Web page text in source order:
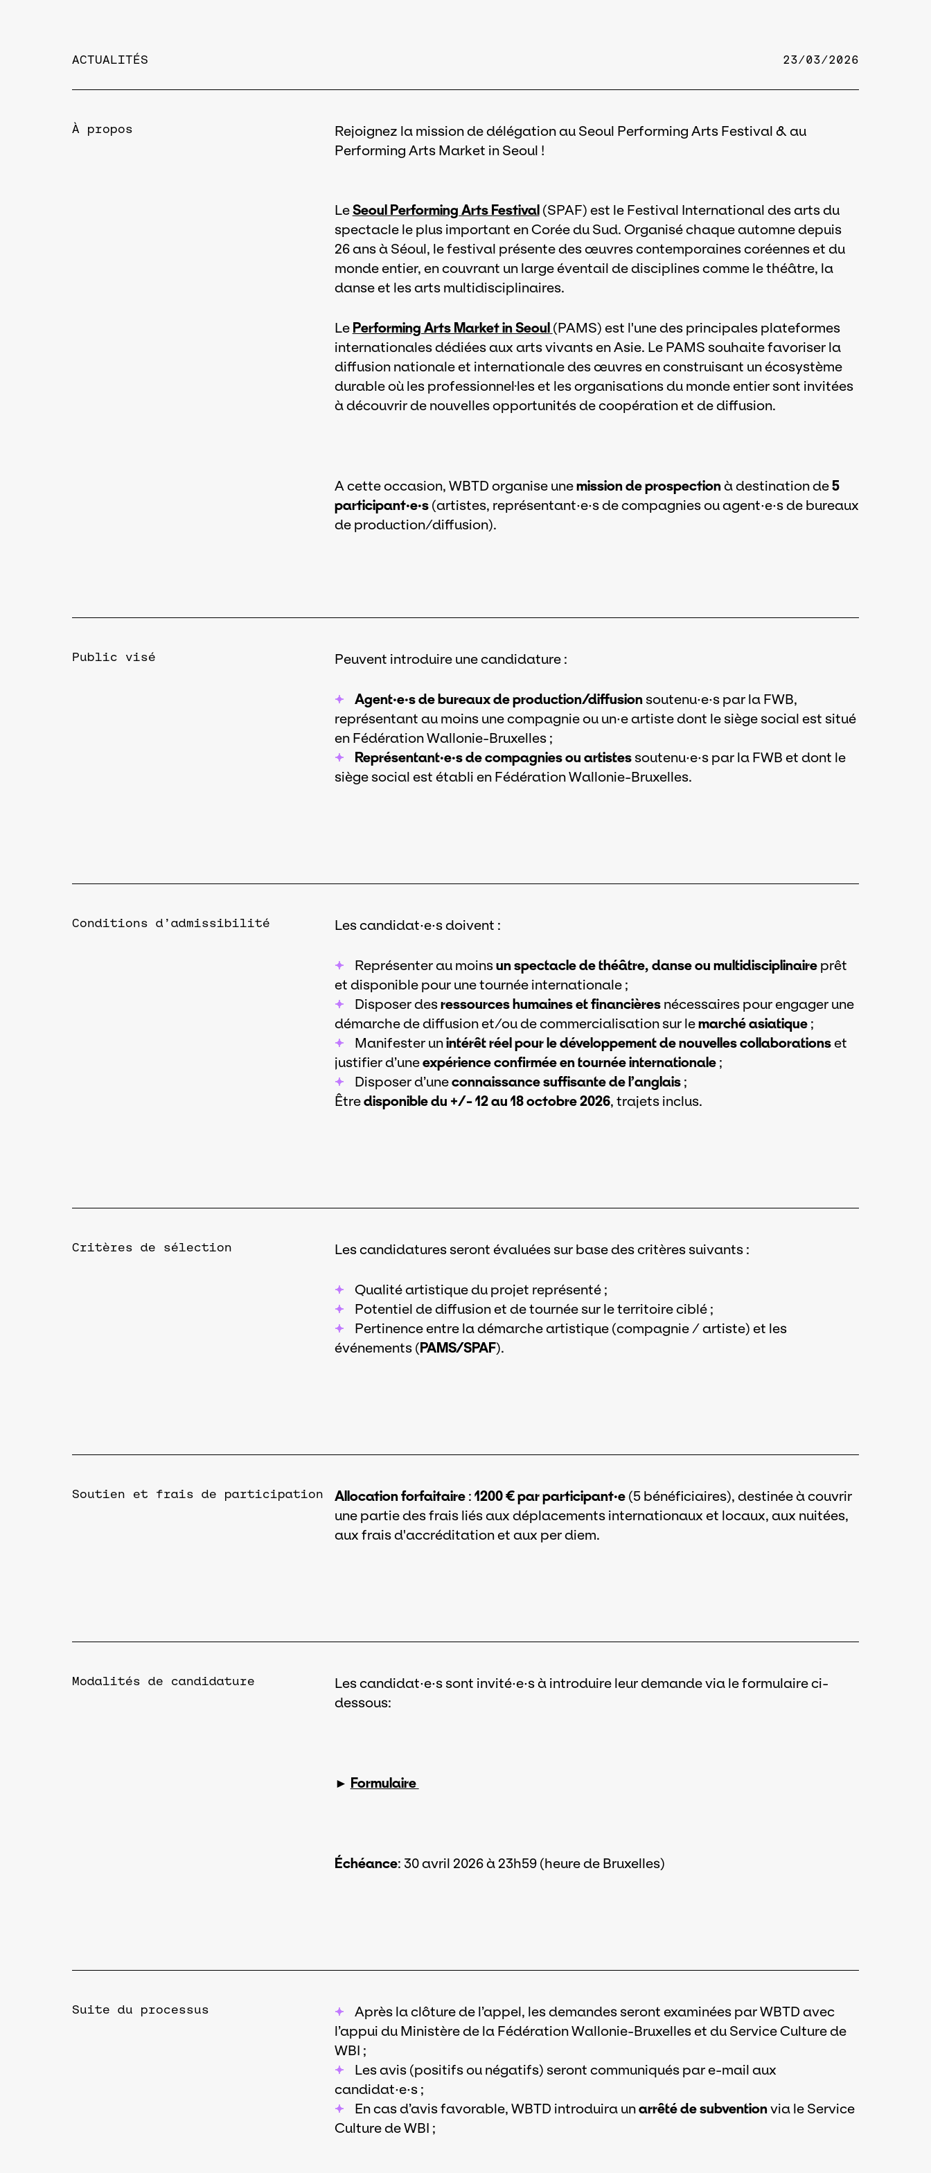
ACTUALITÉS 23/03/2026
À propos
Rejoignez la mission de délégation au Seoul Performing Arts Festival & au
Performing Arts Market in Seoul !
LeSeoul Performing Arts Festival (SPAF) est le Festival International des arts du
spectacle le plus important en Corée du Sud. Organisé chaque automne depuis
26 ans à Séoul, le festival présente des œuvres contemporaines coréennes et du
monde entier, en couvrant un large éventail de disciplines comme le théâtre, la
danse et les arts multidisciplinaires.
Le Performing Arts Market in Seoul (PAMS) est l'une des principales plateformes
internationales dédiées aux arts vivants en Asie. Le PAMS souhaite favoriser la
diffusion nationale et internationale des œuvres en construisant un écosystème
durable où les professionnel·les et les organisations du monde entier sont invitées
à découvrir de nouvelles opportunités de coopération et de diffusion.
A cette occasion, WBTD organise unemission de prospectionà destination de5
participant·e·s(artistes, représentant·e·s de compagnies ou agent·e·s de bureaux
de production/diffusion).
Public visé Peuvent introduire une candidature :
Agent·e·s de bureaux de production/diffusionsoutenu·e·s par la FWB,
représentant au moins une compagnie ou un·e artiste dont le siège social est situé
en Fédération Wallonie-Bruxelles ;
Représentant·e·s de compagnies ou artistessoutenu·e·s par la FWB et dont le
siège social est établi en Fédération Wallonie-Bruxelles.
Conditions d’admissibilité Les candidat·e·s doivent :
Représenter au moinsun spectacle de théâtre, danse ou multidisciplinaire prêt
et disponible pour une tournée internationale ;
Disposer desressources humaines et financièresnécessaires pour engager une
démarche de diffusion et/ou de commercialisation sur lemarché asiatique;
Manifester unintérêt réel pour le développement de nouvelles collaborationset
justifier d’uneexpérience confirmée en tournée internationale;
Disposer d’uneconnaissance suffisante de l’anglais;
Êtredisponible du +/- 12 au 18 octobre 2026, trajets inclus.
Critères de sélection Les candidatures seront évaluées sur base des critères suivants :
Qualité artistique du projet représenté ;
Potentiel de diffusion et de tournée sur le territoire ciblé ;
Pertinence entre la démarche artistique (compagnie / artiste) et les
événements (PAMS/SPAF).
Soutien et frais de participation Allocation forfaitaire: 1200 € par participant·e(5 bénéficiaires), destinée à couvrir
une partie des frais liés aux déplacements internationaux et locaux, aux nuitées,
aux frais d'accréditation et aux per diem.
Modalités de candidature
Les candidat·e·s sont invité·e·s à introduire leur demande via le formulaire ci-
dessous:
► Formulaire
Échéance: 30 avril 2026 à 23h59 (heure de Bruxelles)
Suite du processus
Après la clôture de l’appel, les demandes seront examinées par WBTD avec
l’appui du Ministère de la Fédération Wallonie-Bruxelles et du Service Culture de
WBI ;
Les avis (positifs ou négatifs) seront communiqués par e-mail aux
candidat·e·s ;
En cas d’avis favorable, WBTD introduira unarrêté de subventionvia le Service
Culture de WBI ;